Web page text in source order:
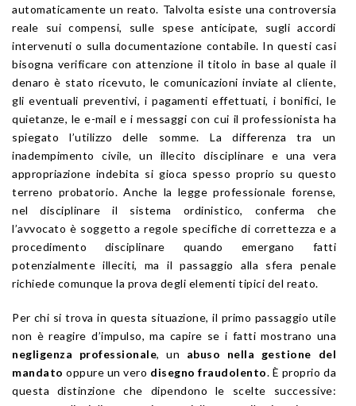
automaticamente un reato. Talvolta esiste una controversia
reale sui compensi, sulle spese anticipate, sugli accordi
intervenuti o sulla documentazione contabile. In questi casi
bisogna verificare con attenzione il titolo in base al quale il
denaro è stato ricevuto, le comunicazioni inviate al cliente,
gli eventuali preventivi, i pagamenti effettuati, i bonifici, le
quietanze, le e-mail e i messaggi con cui il professionista ha
spiegato l’utilizzo delle somme. La differenza tra un
inadempimento civile, un illecito disciplinare e una vera
appropriazione indebita si gioca spesso proprio su questo
terreno probatorio. Anche la legge professionale forense,
nel disciplinare il sistema ordinistico, conferma che
l’avvocato è soggetto a regole specifiche di correttezza e a
procedimento disciplinare quando emergano fatti
potenzialmente illeciti, ma il passaggio alla sfera penale
richiede comunque la prova degli elementi tipici del reato.
Per chi si trova in questa situazione, il primo passaggio utile
non è reagire d’impulso, ma capire se i fatti mostrano una
negligenza professionale, un abuso nella gestione del
mandato oppure un vero disegno fraudolento. È proprio da
questa distinzione che dipendono le scelte successive: